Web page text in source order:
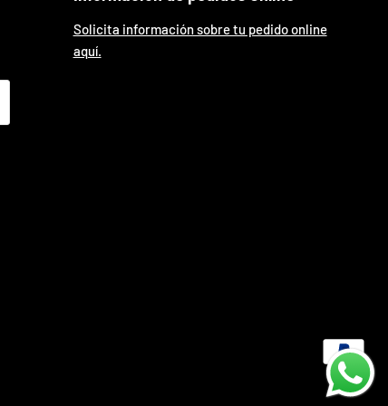
Solicita información sobre tu pedido online
aquí.